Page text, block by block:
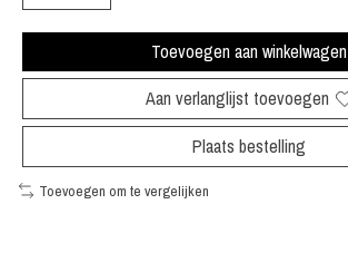
Toevoegen aan winkelwagen
Aan verlanglijst toevoegen
Plaats bestelling
Toevoegen om te vergelijken